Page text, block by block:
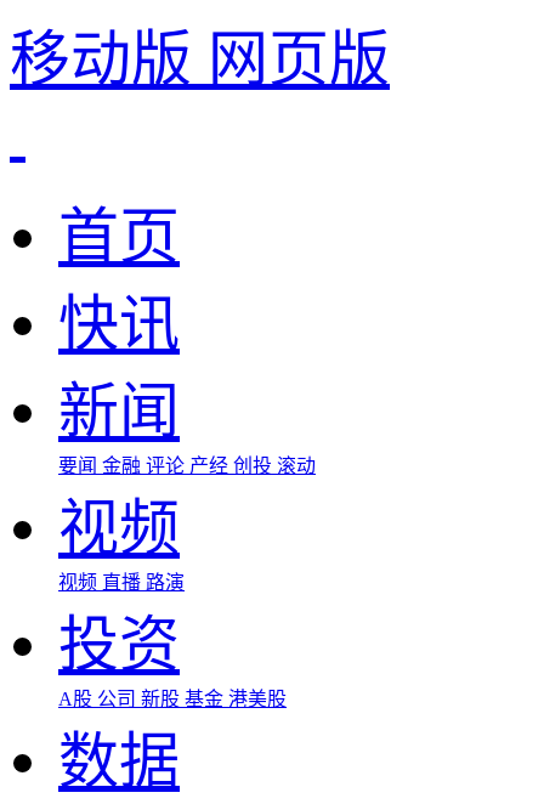
移动版 网页版
首页
快讯
新闻
要闻 金融 评论 产经 创投 滚动
视频
视频 直播 路演
投资
A股 公司 新股 基金 港美股
数据